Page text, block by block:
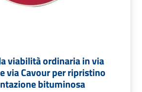
viabilità ordinaria in via
via Cavour per ripristino
bituminosa